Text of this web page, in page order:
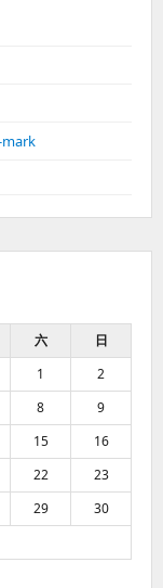
六
日
1
2
8
9
15
16
22
23
29
30